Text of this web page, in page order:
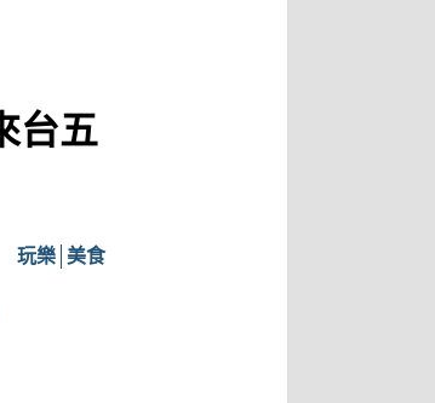
台五
玩樂 美食